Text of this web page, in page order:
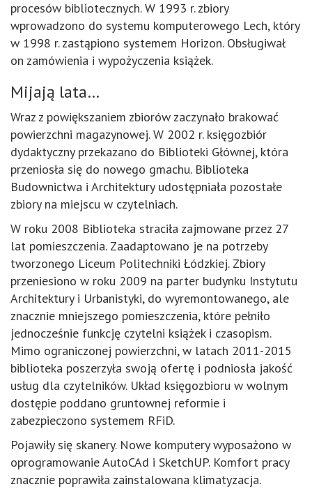
procesów bibliotecznych. W 1993 r. zbiory
wprowadzono do systemu komputerowego Lech, który
w 1998 r. zastąpiono systemem Horizon. Obsługiwał
on zamówienia i wypożyczenia książek.
Mijają lata…
Wraz z powiększaniem zbiorów zaczynało brakować
powierzchni magazynowej. W 2002 r. księgozbiór
dydaktyczny przekazano do Biblioteki Głównej, która
przeniosła się do nowego gmachu. Biblioteka
Budownictwa i Architektury udostępniała pozostałe
zbiory na miejscu w czytelniach.
W roku 2008 Biblioteka straciła zajmowane przez 27
lat pomieszczenia. Zaadaptowano je na potrzeby
tworzonego Liceum Politechniki Łódzkiej. Zbiory
przeniesiono w roku 2009 na parter budynku Instytutu
Architektury i Urbanistyki, do wyremontowanego, ale
znacznie mniejszego pomieszczenia, które pełniło
jednocześnie funkcję czytelni książek i czasopism.
Mimo ograniczonej powierzchni, w latach 2011-2015
biblioteka poszerzyła swoją ofertę i podniosła jakość
usług dla czytelników. Układ księgozbioru w wolnym
dostępie poddano gruntownej reformie i
zabezpieczono systemem RFiD.
Pojawiły się skanery. Nowe komputery wyposażono w
oprogramowanie AutoCAd i SketchUP. Komfort pracy
znacznie poprawiła zainstalowana klimatyzacja.